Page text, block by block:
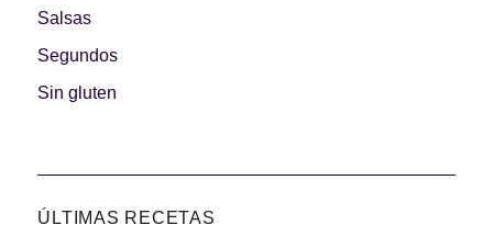
Carnes 2.0
Salsas
Segundos
Sin gluten
ÚLTIMAS RECETAS